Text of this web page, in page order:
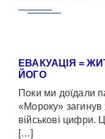
ЕВАКУАЦІЯ =
ЙОГО
Поки ми доїдали
«Мороку» загинув
військові цифри.
[…]